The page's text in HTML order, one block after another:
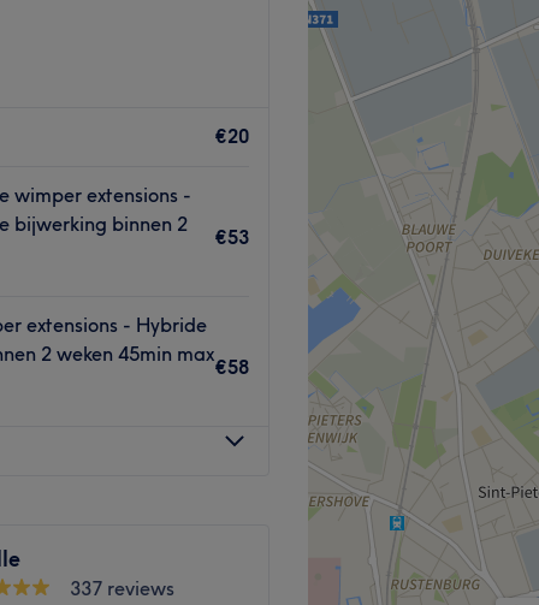
voor een groot
tot
heerlijk tot rust te
weer stralend.
en heeft haar
Go to venue
€20
wimper extensions -
bijwerking binnen 2
€53
extensions - Hybride
2 weken 45min max
€58
337 reviews